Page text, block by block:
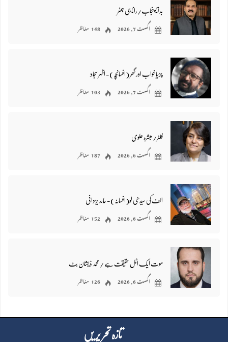
بدلتا پنجاب/رانا جی جعفر
اگست 7, 2026 148 مناظر
چڑیا خواب اور گھر (افسانچہ)- اظہر سجاد
اگست 7, 2026 103 مناظر
فلٹر/ مبشرہ علوی
اگست 6, 2026 187 مناظر
الف کی سیدھی لو(افسانہ)- حامد یزدانی
اگست 6, 2026 152 مناظر
موت ایک اٹل حقیقت ہے / محمد ذیشان بٹ
اگست 6, 2026 126 مناظر
تازہ تحر یر یں